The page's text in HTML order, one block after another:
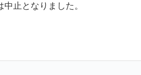
止となりました。